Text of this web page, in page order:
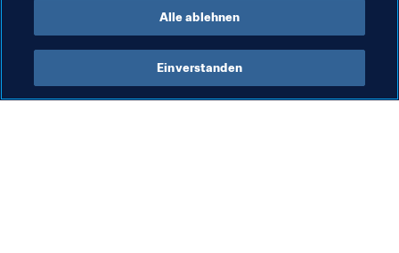
aus dem Kimono-Design) angelehnt.
Alle ablehnen
Einverstanden